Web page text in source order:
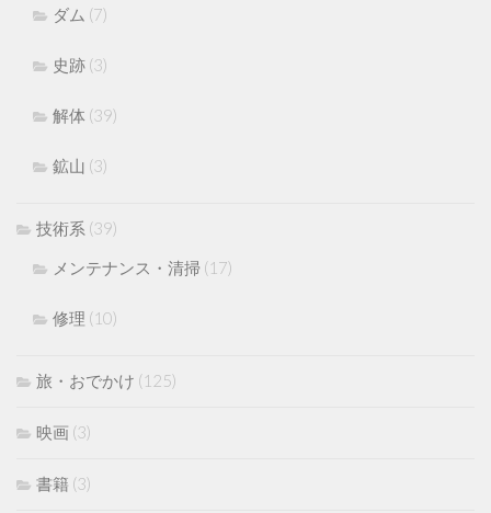
ダム (7)
史跡 (3)
解体 (39)
鉱山 (3)
技術系 (39)
メンテナンス・清掃 (17)
修理 (10)
旅・おでかけ (125)
映画 (3)
書籍 (3)